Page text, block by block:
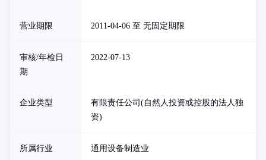
营业期限 2011-04-06 至 无固定期限
审核/年检日
期
2022-07-13
企业类型
有限责任公司(自然人投资或控股的法人独
资)
所属行业 通用设备制造业